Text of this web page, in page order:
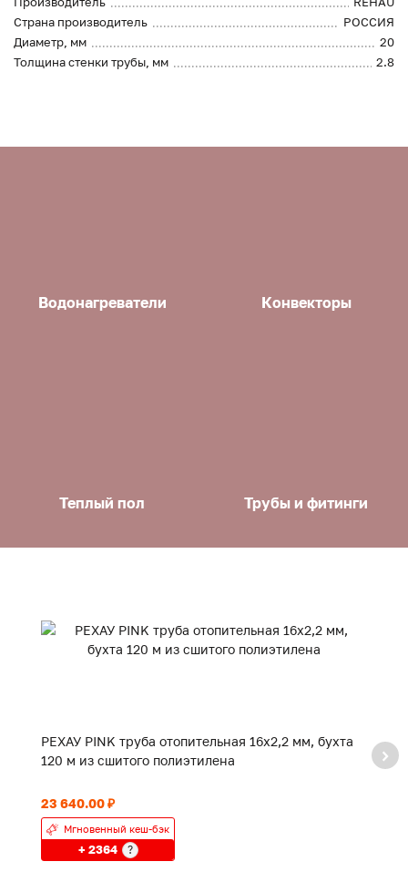
Страна производитель
РОССИЯ
Диаметр, мм
20
Толщина стенки трубы, мм
2.8
Водонагреватели Конвекторы
Теплый пол Трубы и фитинги
РЕХАУ PINK труба отопительная 16х2,2 мм, бухта
120 м из сшитого полиэтилена
23 640.00 ₽
Мгновенный кеш-бэк
+ 2364 ?